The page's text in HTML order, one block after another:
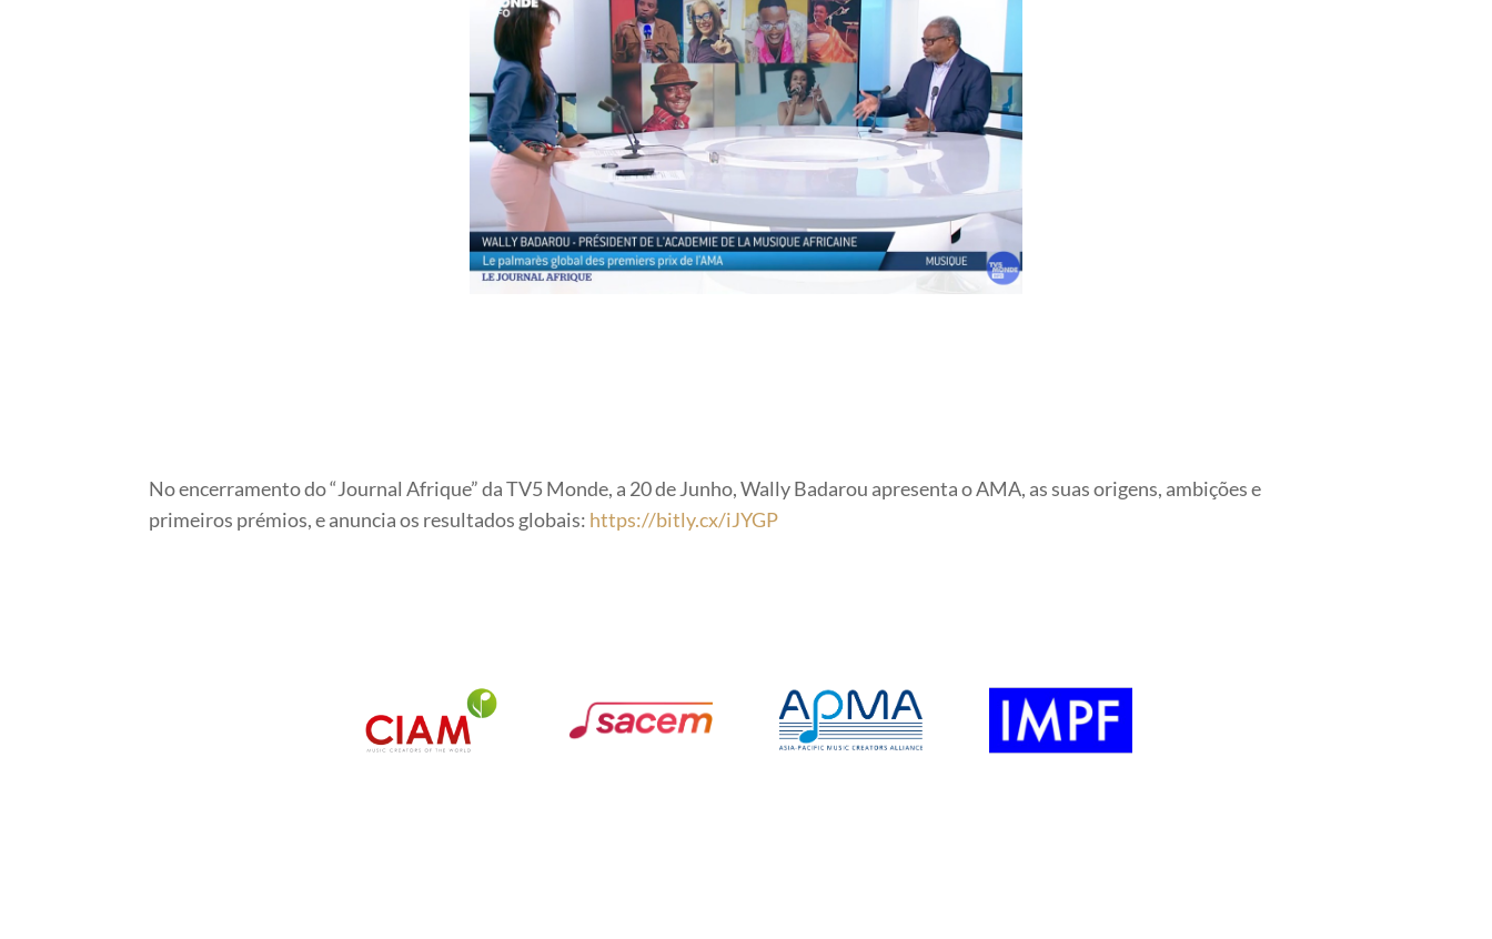
No encerramento do “Journal Afrique” da TV5 Monde, a 20 de Junho, Wally Badarou apresenta o AMA, as suas origens, ambições e
primeiros prémios, e anuncia os resultados globais: https://bitly.cx/iJYGP